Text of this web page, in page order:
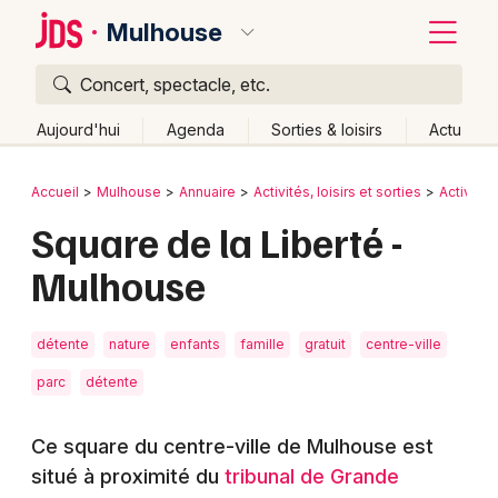
Mulhouse
Concert, spectacle, etc.
Aujourd'hui Agenda Sorties & loisirs Actu
Publier un événement
Activité & Expérience
Manifestations
Foires & salons
Bordeaux
Colmar
Mulhouse
Retour
Accueil Mulhouse Annuaire Activités, loisirs et sorties
Square de la Liberté -
Mulhouse
détente nature enfants famille gratuit centre-ville
parc détente
Ce square du centre-ville de Mulhouse est
situé à proximité du tribunal de Grande
Quoi ?
Où ?
Partout
Près de moi Changer de lieu
Quand ?